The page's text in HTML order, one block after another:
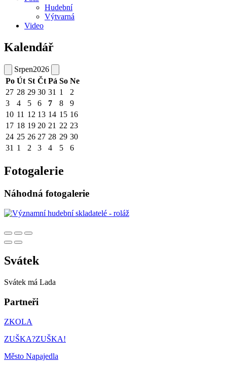
Hudební
Výtvarná
Video
Kalendář
Srpen2026
Po Út St Čt Pá So Ne
27 28 29 30 31 1
2
3
4 5 6 7 8
9
10 11 12 13 14 15 16
17 18 19 20 21 22 23
24 25 26 27 28 29 30
31 1 2 3 4 5 6
Fotogalerie
Náhodná fotogalerie
Svátek
Svátek má Lada
Partneři
ZKOLA
ZUŠKA?ZUŠKA!
Město Napajedla